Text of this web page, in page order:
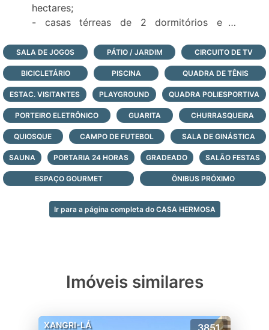
hectares;
- casas térreas de 2 dormitórios e 3
- infraestrutura de lazer completa com
paradouro à beira-mar;
- portaria com monitoramento e segurança
24 horas, todos os dias do ano;
Veja todas as casas à venda no condomínio
fechado Casa Hermosa, logo abaixo,
escolha a de sua preferência e agende a sua
visita com nossos corretores agora mesmo!
SALA DE JOGOS PÁTIO / JARDIM CIRCUITO DE TV
BICICLETÁRIO PISCINA QUADRA DE TÊNIS
ESTAC. VISITANTES PLAYGROUND QUADRA POLIESPORTIVA
PORTEIRO ELETRÔNICO GUARITA CHURRASQUEIRA
QUIOSQUE CAMPO DE FUTEBOL SALA DE GINÁSTICA
SAUNA PORTARIA 24 HORAS GRADEADO SALÃO FESTAS
ESPAÇO GOURMET ÔNIBUS PRÓXIMO
Ir para a página completa do CASA HERMOSA
Imóveis similares
XANGRI-LÁ 3851